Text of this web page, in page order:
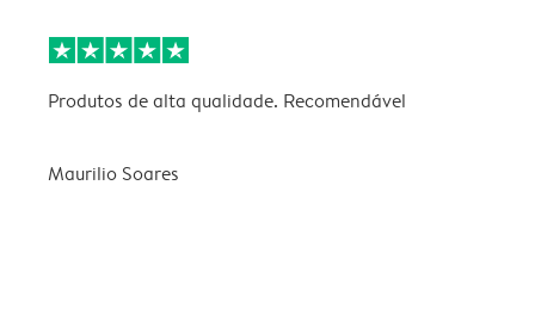
Produtos de alta qualidade. Recomendável
Maurilio Soares